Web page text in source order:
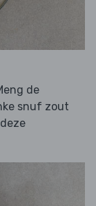
de
snuf zout